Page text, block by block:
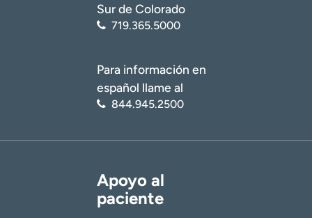
Sur de Colorado
719.365.5000
Para información en
español llame al
844.945.2500
Apoyo al
paciente